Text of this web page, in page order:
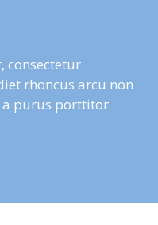
consectetur
rhoncus arcu non
a purus porttitor